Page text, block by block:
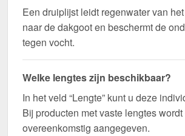
Een druiplijst leidt regenwater van
naar de dakgoot en beschermt de
tegen vocht.
Welke lengtes zijn beschikbaar?
In het veld “Lengte” kunt u deze
Bij producten met vaste lengtes
overeenkomstig aangegeven.